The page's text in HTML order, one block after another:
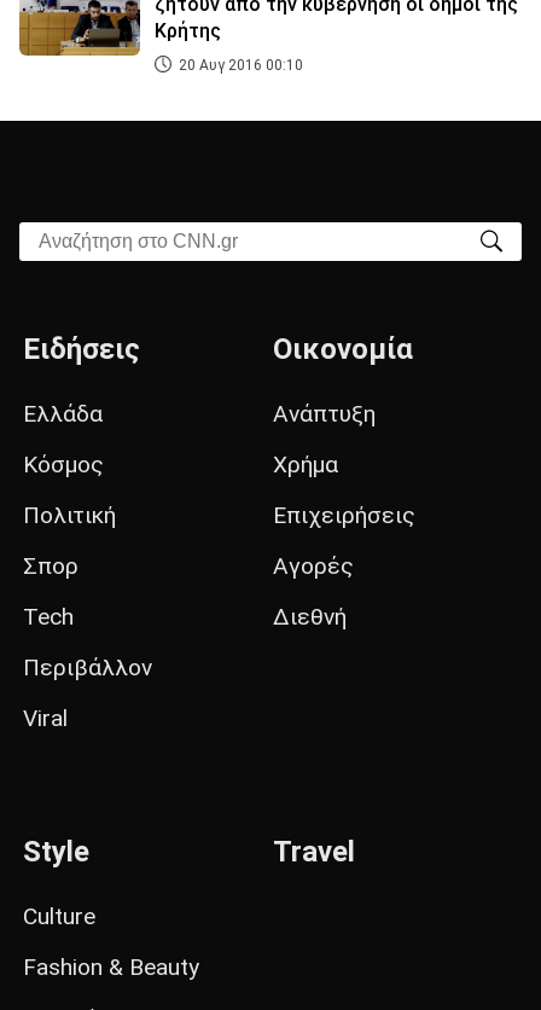
Κρήτης
20 Αυγ 2016 00:10
Αναζήτηση στο CNN.gr
Ειδήσεις
Ελλάδα
Κόσμος
Πολιτική
Σπορ
Tech
Περιβάλλον
Viral
Οικονομία
Ανάπτυξη
Χρήμα
Επιχειρήσεις
Αγορές
Διεθνή
Style
Culture
Fashion & Beauty
Travel